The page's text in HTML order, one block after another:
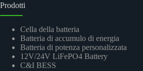
Prodotti
Cella della batteria
Batteria di accumulo di energia
Batteria di potenza personalizzata
12V/24V LiFePO4 Battery
C&I BESS